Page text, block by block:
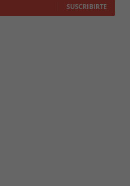
SUSCRIBIRTE